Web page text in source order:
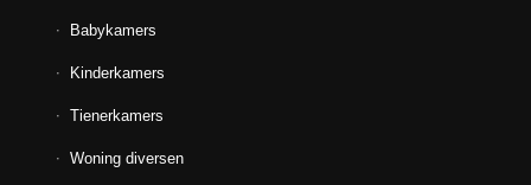
Babykamers
Kinderkamers
Tienerkamers
Woning diversen